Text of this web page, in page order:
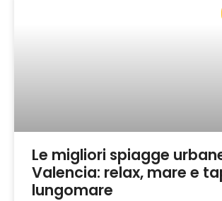
Le migliori spiagge
Valencia: relax, mare e
lungomare